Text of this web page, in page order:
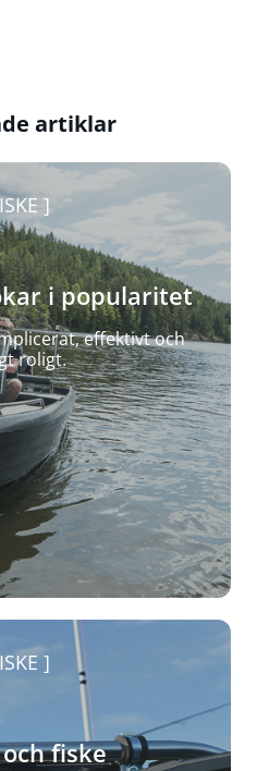
artiklar
i popularitet
effektivt och
roligt.
fiske